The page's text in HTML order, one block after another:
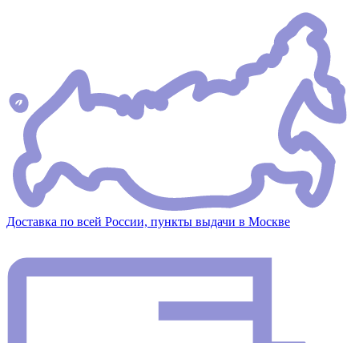
Доставка по всей России, пункты выдачи в Москве